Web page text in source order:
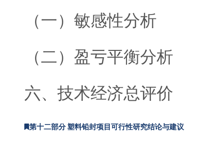
（一）敏感性分析
（二）盈亏平衡分析
六、技术经济总评价
第十二部分 塑料铅封项目可行性研究结论与建议